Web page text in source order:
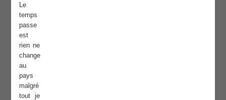
Le
temps
passe
est
rien ne
change
au
pays
malgré
tout je